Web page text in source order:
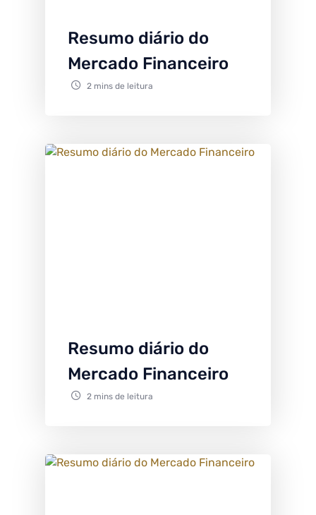
Resumo diário do
Mercado Financeiro
2 mins de leitura
Resumo diário do
Mercado Financeiro
2 mins de leitura